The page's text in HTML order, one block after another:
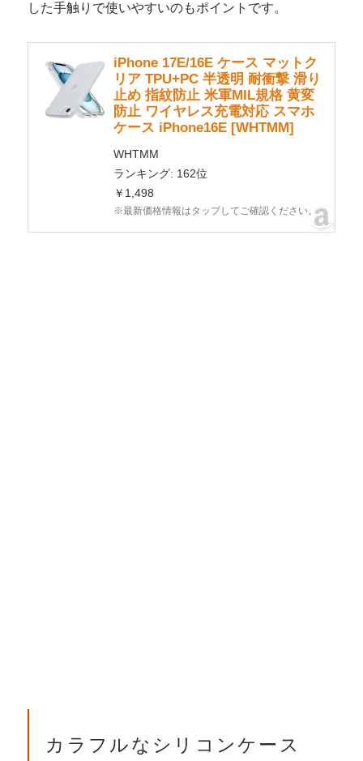
した手触りで使いやすいのもポイントです。
iPhone 17E/16E ケース マットク
リア TPU+PC 半透明 耐衝撃 滑り
止め 指紋防止 米軍MIL規格 黄変
防止 ワイヤレス充電対応 スマホ
ケース iPhone16E [WHTMM]
WHTMM
ランキング: 162位
￥1,498
※最新価格情報はタップしてご確認ください。
カラフルなシリコンケース